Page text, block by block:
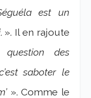
est un
. ». Il en rajoute
des
saboter le
». Comme le